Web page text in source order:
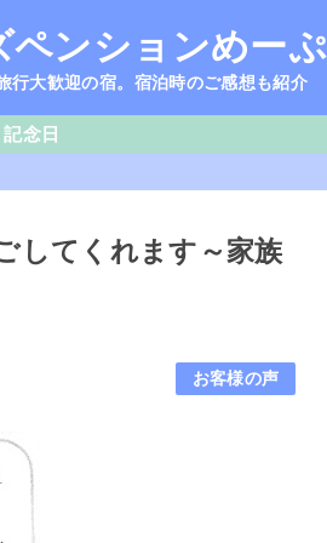
ペンションめー
行大歓迎の宿。宿泊時のご感想も紹介
記念日
してくれます～家族
お客様の声